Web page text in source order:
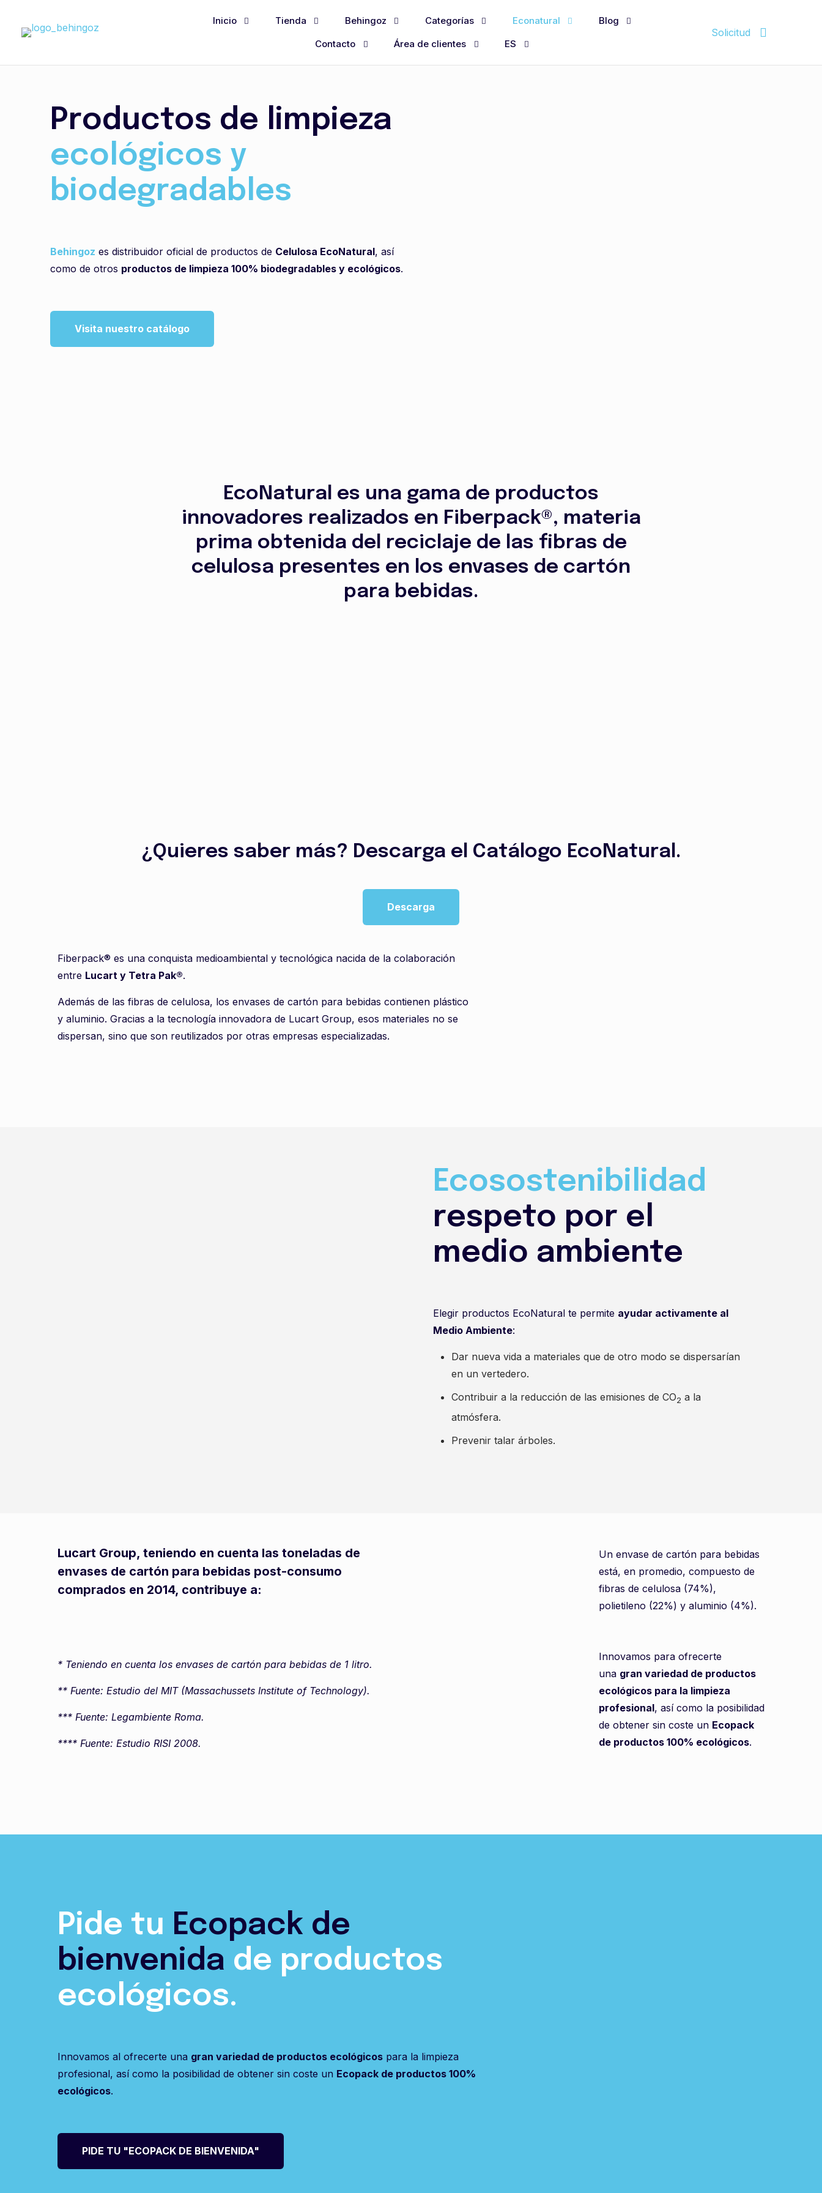
Inicio Tienda Behingoz Categorías Econatural
Blog
Contacto
Área de clientes ES
Solicitud
Productos de limpieza
ecológicos y
biodegradables
Behingoz es distribuidor oficial de productos de Celulosa EcoNatural, así
como de otros productos de limpieza 100% biodegradables y ecológicos.
Visita nuestro catálogo
EcoNatural es una gama de productos
innovadores realizados en Fiberpack®, materia
prima obtenida del reciclaje de las fibras de
celulosa presentes en los envases de cartón
para bebidas.
¿Quieres saber más? Descarga el Catálogo EcoNatural.
Descarga
Fiberpack® es una conquista medioambiental y tecnológica nacida de la colaboración
entre Lucart y Tetra Pak®.
Además de las fibras de celulosa, los envases de cartón para bebidas contienen plástico
y aluminio. Gracias a la tecnología innovadora de Lucart Group, esos materiales no se
dispersan, sino que son reutilizados por otras empresas especializadas.
Ecosostenibilidad
respeto por el
medio ambiente
Elegir productos EcoNatural te permite ayudar activamente al
Medio Ambiente:
Dar nueva vida a materiales que de otro modo se dispersarían
en un vertedero.
Contribuir a la reducción de las emisiones de CO2 a la
atmósfera.
Prevenir talar árboles.
Lucart Group, teniendo en cuenta las toneladas de
envases de cartón para bebidas post-consumo
comprados en 2014, contribuye a:
* Teniendo en cuenta los envases de cartón para bebidas de 1 litro.
** Fuente: Estudio del MIT (Massachussets Institute of Technology).
*** Fuente: Legambiente Roma.
**** Fuente: Estudio RISI 2008.
Un envase de cartón para bebidas
está, en promedio, compuesto de
fibras de celulosa (74%),
polietileno (22%) y aluminio (4%).
Innovamos para ofrecerte
una gran variedad de productos
ecológicos para la limpieza
profesional, así como la posibilidad
de obtener sin coste un Ecopack
de productos 100% ecológicos.
Pide tu Ecopack de
bienvenida de productos
ecológicos.
Innovamos al ofrecerte una gran variedad de productos ecológicos para la limpieza
profesional, así como la posibilidad de obtener sin coste un Ecopack de productos 100%
ecológicos.
PIDE TU "ECOPACK DE BIENVENIDA"